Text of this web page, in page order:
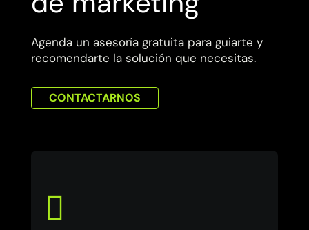
Agenda un asesoría gratuita para guiarte y
recomendarte la solución que necesitas.
CONTACTARNOS
